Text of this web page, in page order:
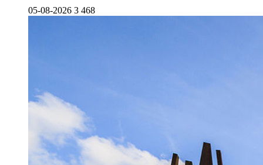
05-08-2026 3 468